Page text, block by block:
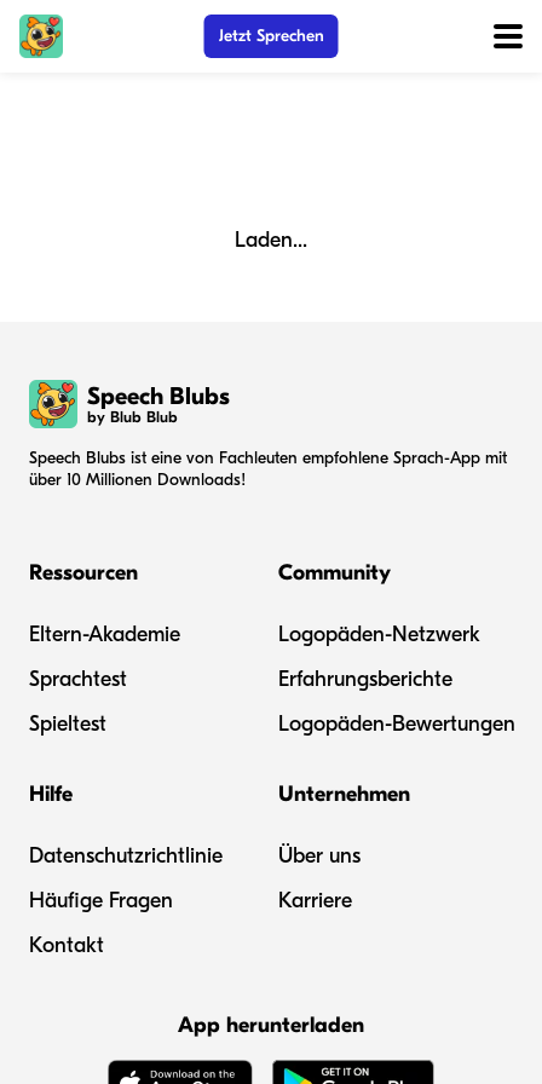
Jetzt Sprechen
Laden...
Speech Blubs
by Blub Blub
Speech Blubs ist eine von Fachleuten empfohlene Sprach-App mit
über 10 Millionen Downloads!
Ressourcen
Eltern-Akademie
Sprachtest
Spieltest
Community
Logopäden-Netzwerk
Erfahrungsberichte
Logopäden-Bewertungen
Hilfe
Datenschutzrichtlinie
Häufige Fragen
Kontakt
Unternehmen
Über uns
Karriere
App herunterladen